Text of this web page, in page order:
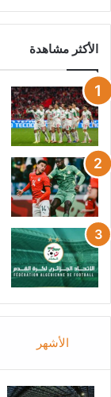
الأكثر مشاهدة
الأشهر